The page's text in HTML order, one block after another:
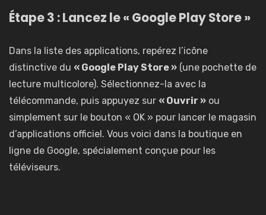
Étape 3 : Lancez le « Google Play Store »
Dans la liste des applications, repérez l’icône
distinctive du « Google Play Store » (une pochette de
lecture multicolore). Sélectionnez-la avec la
télécommande, puis appuyez sur « Ouvrir » ou
simplement sur le bouton « OK » pour lancer le magasin
d’applications officiel. Vous voici dans la boutique en
ligne de Google, spécialement conçue pour les
téléviseurs.